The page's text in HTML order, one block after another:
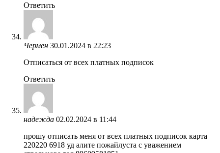
Ответить
Чермен 30.01.2024 в 22:23
Отписаться от всех платных подписок
Ответить
надежда 02.02.2024 в 11:44
прошу отписать меня от всех платных подписок карта
220220 6918 уд алите пожайлуста с уважением